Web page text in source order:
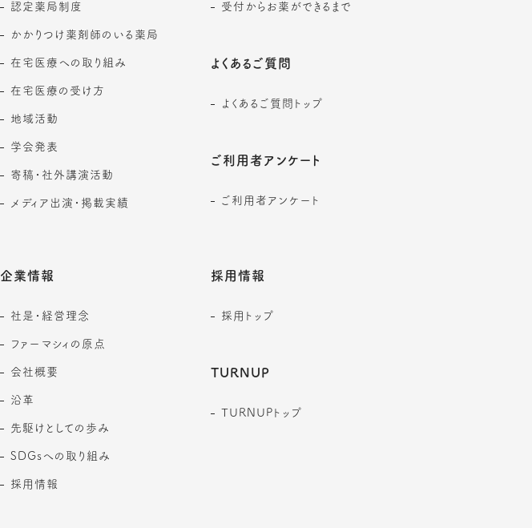
認定薬局制度
かかりつけ薬剤師のいる薬局
在宅医療への取り組み
在宅医療の受け方
地域活動
学会発表
寄稿・社外講演活動
メディア出演・掲載実績
受付からお薬ができるまで
よくあるご質問
よくあるご質問トップ
ご利用者アンケート
ご利用者アンケート
企業情報
社是・経営理念
ファーマシィの原点
会社概要
沿革
先駆けとしての歩み
SDGsへの取り組み
採用情報
採用情報
採用トップ
TURNUP
TURNUPトップ